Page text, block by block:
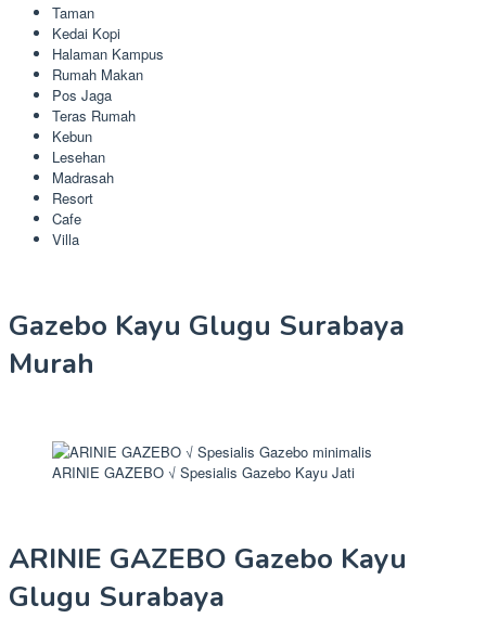
Taman
Kedai Kopi
Halaman Kampus
Rumah Makan
Pos Jaga
Teras Rumah
Kebun
Lesehan
Madrasah
Resort
Cafe
Villa
Gazebo Kayu Glugu Surabaya
Murah
ARINIE GAZEBO √ Spesialis Gazebo Kayu Jati
ARINIE GAZEBO Gazebo Kayu
Glugu Surabaya